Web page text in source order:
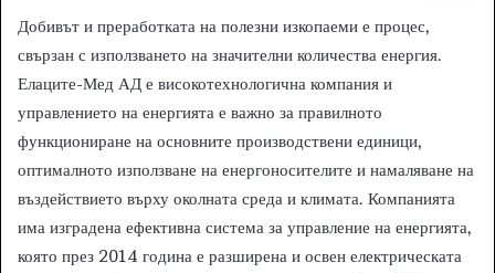
Добивът и преработката на полезни изкопаеми е процес,
свързан с използването на значителни количества енергия.
Елаците-Мед АД е високотехнологична компания и
управлението на енергията е важно за правилното
функциониране на основните производствени единици,
оптималното използване на енергоносителите и намаляване на
въздействието върху околната среда и климата. Компанията
има изградена ефективна система за управление на енергията,
която през 2014 година е разширена и освен електрическата